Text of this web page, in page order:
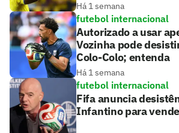
Há 1 semana
futebol internacional
Autorizado a usar
Vozinha pode
Colo-Colo; entenda
Há 1 semana
futebol internacional
Fifa anuncia
Infantino para